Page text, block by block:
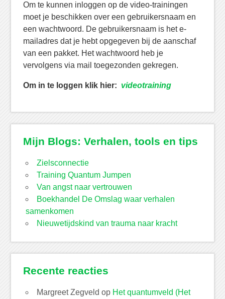
Om te kunnen inloggen op de video-trainingen
moet je beschikken over een gebruikersnaam en
een wachtwoord. De gebruikersnaam is het e-
mailadres dat je hebt opgegeven bij de aanschaf
van een pakket. Het wachtwoord heb je
vervolgens via mail toegezonden gekregen.
Om in te loggen klik hier: videotraining
Mijn Blogs: Verhalen, tools en tips
Zielsconnectie
Training Quantum Jumpen
Van angst naar vertrouwen
Boekhandel De Omslag waar verhalen
samenkomen
Nieuwetijdskind van trauma naar kracht
Recente reacties
Margreet Zegveld op Het quantumveld (Het